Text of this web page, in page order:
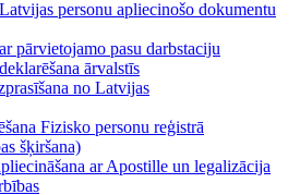
personu apliecinošo dokumentu
pārvietojamo pasu darbstaciju
ārvalstīs
no Latvijas
Fizisko personu reģistrā
šķiršana)
ar Apostille un legalizācija